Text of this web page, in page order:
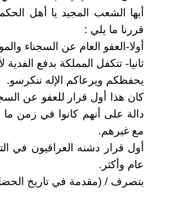
أيها الشعب المجيد يا أهل
قررنا ما يلي :
أولا-العفو العام عن السجناء
ثانيا- تتكفل المملكة بدفع
يحفظكم ويرعاكم الإله ننكرسو.
كان هذا أول قرار للعفو عن
دالة على أنهم كانوا في زمن
مع غيرهم.
أول قرار دشنه العراقيون في
عام وأكثر.
بتصرف / (مقدمة في تاريخ